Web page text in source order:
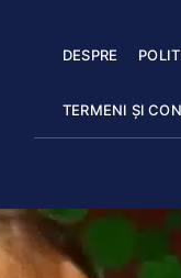
DESPRE
TERMENI ȘI